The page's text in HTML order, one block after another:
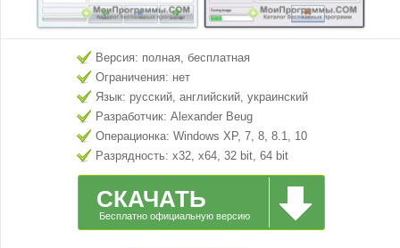
Версия: полная, бесплатная
Ограничения: нет
Язык: русский, английский, украинский
Разработчик: Alexander Beug
Операционка: Windows XP, 7, 8, 8.1, 10
Разрядность: x32, x64, 32 bit, 64 bit
СКАЧАТЬ
Бесплатно официальную версию